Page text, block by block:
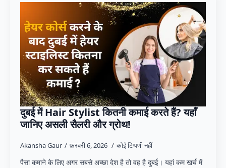
दुबई में Hair Stylist कितनी कमाई करते हैं? यहाँ
जानिए असली सैलरी और ग्रोथ!
Akansha Gaur फ़रवरी 6, 2026 कोई टिप्पणी नहीं
पैसा कमाने के लिए अगर सबसे अच्छा देश है तो वह है दुबई। यहां कम खर्च में